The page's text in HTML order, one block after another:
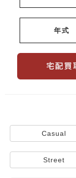
年式
Casual
Street